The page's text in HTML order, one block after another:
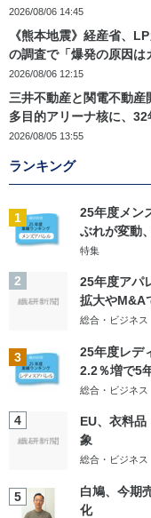
2026/08/06 14:45
《熊本地震》経産省、
の調査で「爆発の原因は
2026/08/06 12:15
三井不動産と関電不動
多目的アリーナ核に、
2026/08/05 13:55
ランキング
1
25年度メン
ぶれが変動
特集
2
25年度ア
拡大やM&A
総合・ビジネス
3
25年度レデ
2.2％増で5
総合・ビジネス
4
EU、衣料
象
総合・ビジネス
5
白鳩、今期
化